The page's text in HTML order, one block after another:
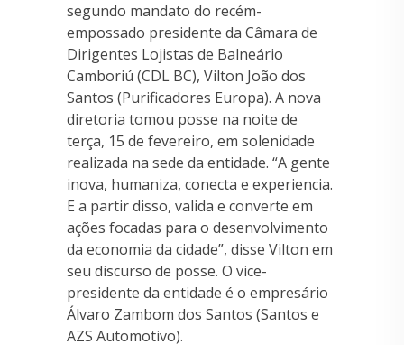
segundo mandato do recém-
empossado presidente da Câmara de
Dirigentes Lojistas de Balneário
Camboriú (CDL BC), Vilton João dos
Santos (Purificadores Europa). A nova
diretoria tomou posse na noite de
terça, 15 de fevereiro, em solenidade
realizada na sede da entidade. “A gente
inova, humaniza, conecta e experiencia.
E a partir disso, valida e converte em
ações focadas para o desenvolvimento
da economia da cidade”, disse Vilton em
seu discurso de posse. O vice-
presidente da entidade é o empresário
Álvaro Zambom dos Santos (Santos e
AZS Automotivo).